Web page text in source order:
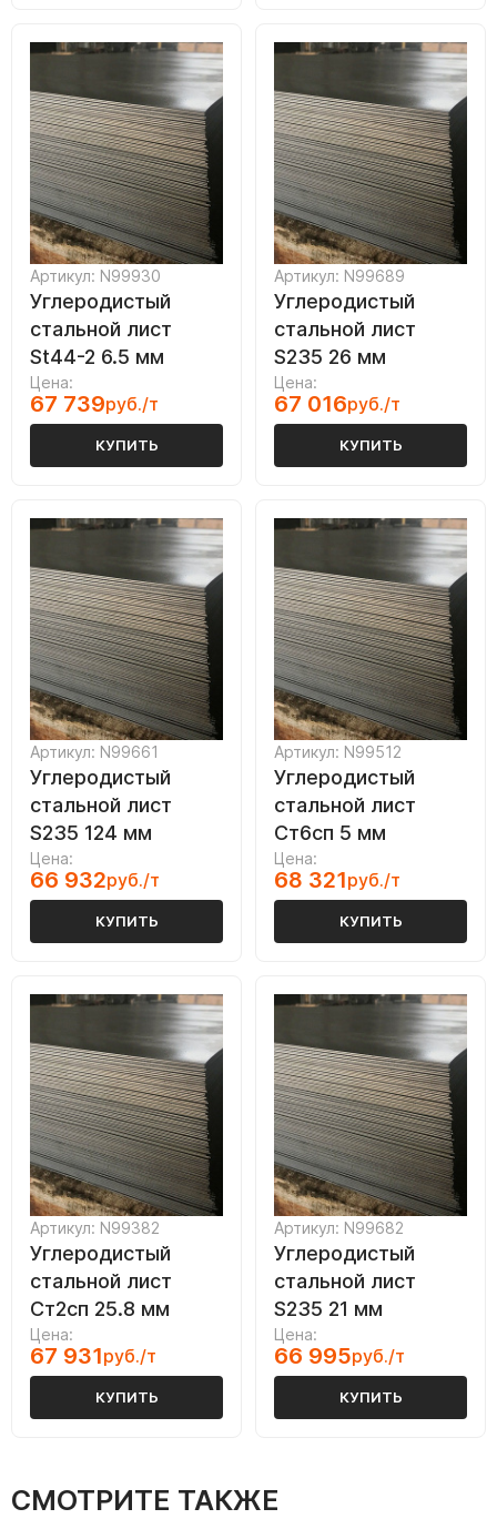
Артикул: N99930
Углеродистый
стальной лист
St44-2 6.5 мм
Цена:
67 739руб./т
КУПИТЬ
Артикул: N99689
Углеродистый
стальной лист
S235 26 мм
Цена:
67 016руб./т
КУПИТЬ
Артикул: N99661
Углеродистый
стальной лист
S235 124 мм
Цена:
66 932руб./т
КУПИТЬ
Артикул: N99512
Углеродистый
стальной лист
Ст6сп 5 мм
Цена:
68 321руб./т
КУПИТЬ
Артикул: N99382
Углеродистый
стальной лист
Ст2сп 25.8 мм
Цена:
67 931руб./т
КУПИТЬ
Артикул: N99682
Углеродистый
стальной лист
S235 21 мм
Цена:
66 995руб./т
КУПИТЬ
СМОТРИТЕ ТАКЖЕ